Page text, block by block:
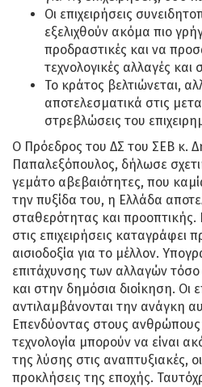
Οι επιχειρήσεις
εξελιχθούν ακόμα πιο
προδραστικές και να
τεχνολογικές αλλαγές
Το κράτος βελτιώνεται,
αποτελεσματικά στις
στρεβλώσεις του
Ο Πρόεδρος του ΔΣ του ΣΕΒ κ.
Παπαλεξόπουλος, δήλωσε
γεμάτο αβεβαιότητες, που
την πυξίδα του, η Ελλάδα
σταθερότητας και
στις επιχειρήσεις καταγράφει
αισιοδοξία για το μέλλον.
επιτάχυνσης των αλλαγών τόσο
και στην δημόσια διοίκηση. Οι
αντιλαμβάνονται την ανάγκη
Επενδύοντας στους
τεχνολογία μπορούν να είναι
της λύσης στις αναπτυξιακές,
προκλήσεις της εποχής.